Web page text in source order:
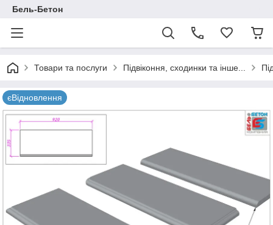
Бель-Бетон
Товари та послуги Підвіконня, сходинки та інше...
єВідновлення